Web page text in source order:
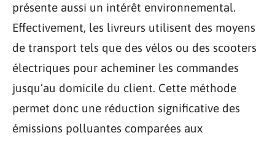
présente aussi un intérêt environnemental.
Effectivement, les livreurs utilisent des moyens
de transport tels que des vélos ou des scooters
électriques pour acheminer les commandes
jusqu’au domicile du client. Cette méthode
permet donc une réduction significative des
émissions polluantes comparées aux